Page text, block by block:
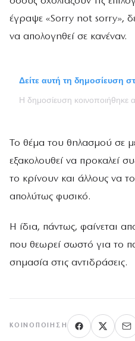
έγραψε «Sorry not sorry»,
να απολογηθεί σε κανέναν.
Δείτε αυτή τη δημοσίευση
Η δημοσίευση
Το θέμα του θηλασμού σε
εξακολουθεί να προκαλεί
το κρίνουν και άλλους να
απολύτως φυσικό.
Η ίδια, πάντως, φαίνεται
που θεωρεί σωστό για το
σημασία στις αντιδράσεις.
ΚΟΙΝΟΠΟΊΗΣΗ